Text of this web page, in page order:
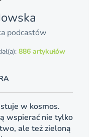
podcastów
886 artykułów
w kosmos.
wspierać nie tylko
ale też zieloną